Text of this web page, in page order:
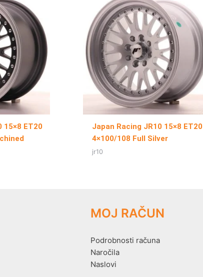
15×8 ET20
Japan Racing JR10 15×8 ET20
4×100/108 Full Silver
jr10
MOJ RAČUN
Podrobnosti računa
Naročila
Naslovi